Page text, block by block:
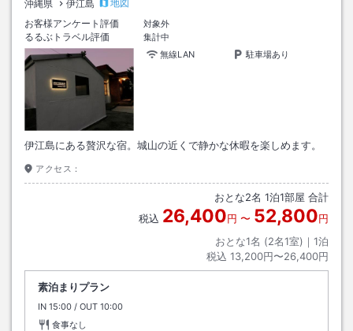
沖縄県 伊江島
地図
お客様アンケート評価
対象外
るるぶトラベル評価
集計中
無線LAN
駐車場あり
伊江島にある贅沢な宿。城山の近くで静かな休暇を楽しめます。
アクセス：
おとな2名 1泊1部屋 合計
税込 26,400円 〜 52,800円
おとな1名 (2名1室)｜ 1泊
税込 13,200円〜26,400円
素泊まりプラン
IN チェックイン
15:00 / OUT チェックアウト
10:00
食事なし